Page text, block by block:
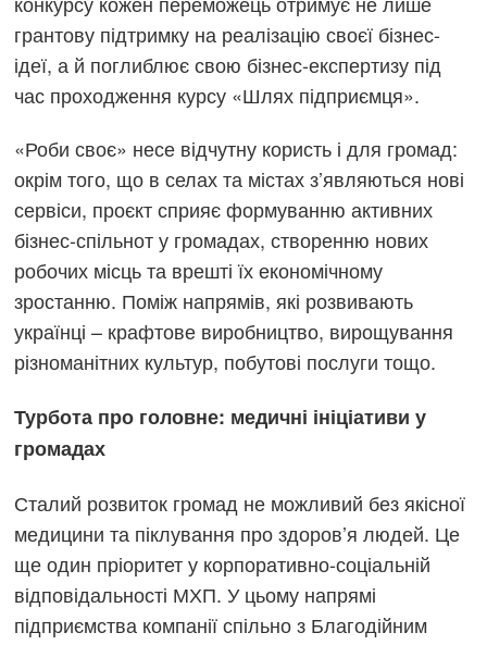
грантову підтримку на реалізацію своєї бізнес-
ідеї, а й поглиблює свою бізнес-експертизу під
час проходження курсу «Шлях підприємця».
«Роби своє» несе відчутну користь і для громад:
окрім того, що в селах та містах з’являються нові
сервіси, проєкт сприяє формуванню активних
бізнес-спільнот у громадах, створенню нових
робочих місць та врешті їх економічному
зростанню. Поміж напрямів, які розвивають
українці – крафтове виробництво, вирощування
різноманітних культур, побутові послуги тощо.
Турбота про головне: медичні ініціативи у
громадах
Сталий розвиток громад не можливий без якісної
медицини та піклування про здоров’я людей. Це
ще один пріоритет у корпоративно-соціальній
відповідальності МХП. У цьому напрямі
підприємства компанії спільно з Благодійним